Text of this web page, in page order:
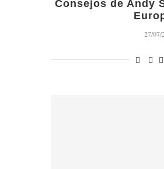
Consejos de Andy
27/07/